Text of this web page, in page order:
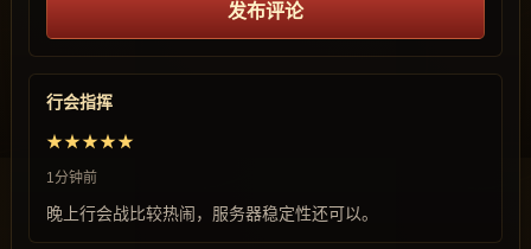
发布评论
行会指挥
★★★★★
1分钟前
晚上行会战比较热闹，服务器稳定性还可以。